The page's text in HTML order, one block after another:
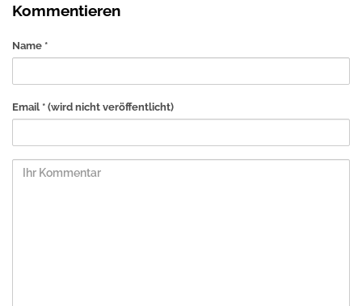
Kommentieren
Name *
Email * (wird nicht veröffentlicht)